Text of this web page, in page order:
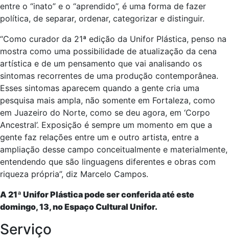
entre o “inato” e o “aprendido”, é uma forma de fazer
política, de separar, ordenar, categorizar e distinguir.
“Como curador da 21ª edição da Unifor Plástica, penso na
mostra como uma possibilidade de atualização da cena
artística e de um pensamento que vai analisando os
sintomas recorrentes de uma produção contemporânea.
Esses sintomas aparecem quando a gente cria uma
pesquisa mais ampla, não somente em Fortaleza, como
em Juazeiro do Norte, como se deu agora, em ‘Corpo
Ancestral’. Exposição é sempre um momento em que a
gente faz relações entre um e outro artista, entre a
ampliação desse campo conceitualmente e materialmente,
entendendo que são linguagens diferentes e obras com
riqueza própria”, diz Marcelo Campos.
A 21ª Unifor Plástica pode ser conferida até este
domingo, 13, no Espaço Cultural Unifor.
Serviço